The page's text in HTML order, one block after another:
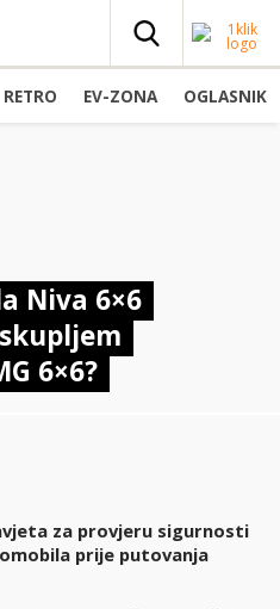
RETRO EV-ZONA OGLASNIK
Niva 6×6
6×6?
za provjeru sigurnosti
prije putovanja